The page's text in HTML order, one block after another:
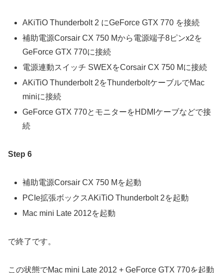
AKiTiO Thunderbolt 2 にGeForce GTX 770 を接続
補助電源Corsair CX 750 Mから電源端子8ピンx2を
GeForce GTX 770に接続
電源連動スイッチ SWEXをCorsair CX 750 Mに接続
AKiTiO Thunderbolt 2をThunderboltケーブルでMac
miniに接続
GeForce GTX 770とモニターをHDMIケーブなどで接
続
Step 6
補助電源Corsair CX 750 Mを起動
PCIe拡張ボックスAKiTiO Thunderbolt 2を起動
Mac mini Late 2012を起動
で終了です。
この状態でMac mini Late 2012 + GeForce GTX 770を起動